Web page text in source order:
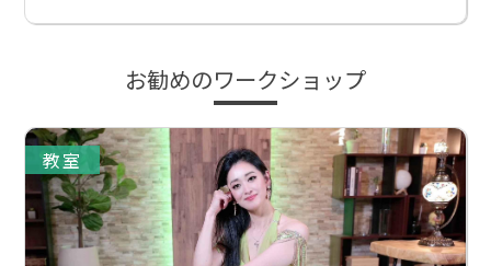
お勧めのワークショップ
教室